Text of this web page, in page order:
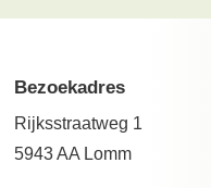
Bezoekadres
Rijksstraatweg 1
5943 AA Lomm